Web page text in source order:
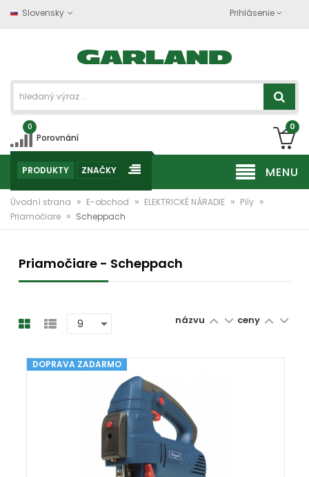
Slovensky Prihlásenie
0
Porovnání
0
MENU
PRODUKTY ZNAČKY
Úvodní strana » E-obchod » ELEKTRICKÉ NÁRADIE » Píly »
Priamočiare » Scheppach
Priamočiare - Scheppach
názvu ceny
DOPRAVA ZADARMO